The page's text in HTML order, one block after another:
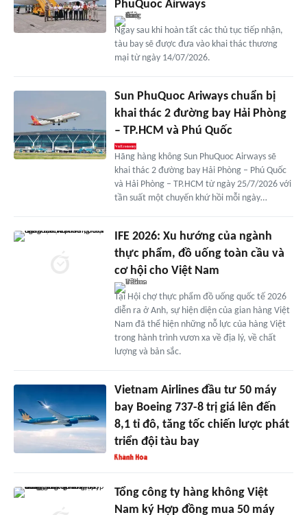
PhuQuoc Airways
Ngay sau khi hoàn tất các thủ tục tiếp nhận,
tàu bay sẽ được đưa vào khai thác thương
mại từ ngày 14/07/2026.
Sun PhuQuoc Ariways chuẩn bị
khai thác 2 đường bay Hải Phòng
– TP.HCM và Phú Quốc
Hãng hàng không Sun PhuQuoc Airways sẽ
khai thác 2 đường bay Hải Phòng – Phú Quốc
và Hải Phòng – TP.HCM từ ngày 25/7/2026 với
tần suất một chuyến khứ hồi mỗi ngày…
IFE 2026: Xu hướng của ngành
thực phẩm, đồ uống toàn cầu và
cơ hội cho Việt Nam
Tại Hội chợ thực phẩm đồ uống quốc tế 2026
diễn ra ở Anh, sự hiện diện của gian hàng Việt
Nam đã thể hiện những nỗ lực của hàng Việt
trong hành trình vươn xa về địa lý, về chất
lượng và bản sắc.
Vietnam Airlines đầu tư 50 máy
bay Boeing 737-8 trị giá lên đến
8,1 tỉ đô, tăng tốc chiến lược phát
triển đội tàu bay
Tổng công ty hàng không Việt
Nam ký Hợp đồng mua 50 máy